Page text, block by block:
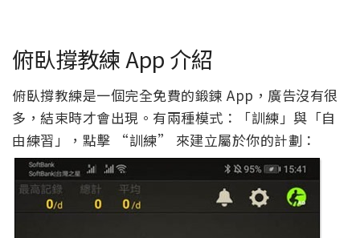
俯臥撐教練 App 介紹
俯臥撐教練是一個完全免費的鍛鍊 App，廣告沒有很
多，結束時才會出現。有兩種模式：「訓練」與「自
由練習」，點擊 “訓練” 來建立屬於你的計劃：